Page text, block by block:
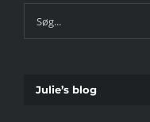
Søg
efter:
Julie’s blog